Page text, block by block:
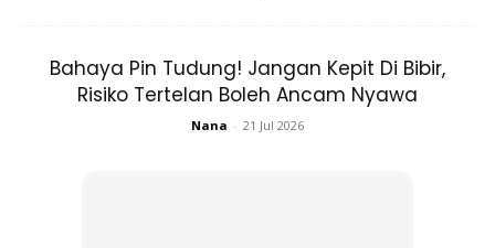
berkata lagi, ‘Sesiapa yang memberi masa kepada orang
yang berhutang yang kesempitan, dia akan mendapat dua
pahala sedekah untuk setiap hari’.
Bahaya Pin Tudung! Jangan Kepit Di Bibir,
Risiko Tertelan Boleh Ancam Nyawa
Nana - 21 Jul 2026